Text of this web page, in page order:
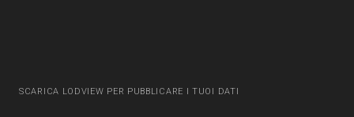
SCARICA LODVIEW PER PUBBLICARE I TUOI DATI